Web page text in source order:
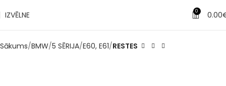
IZVĒLNE 0 0.00
Sākums BMW 5 SĒRIJA E60, E61 RESTES
✔Piegāde pēc 1-3 d.d.